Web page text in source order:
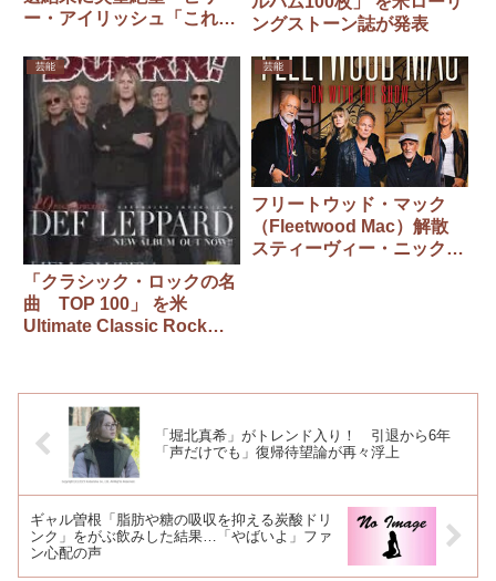
ー・アイリッシュ「これは
ングストーン誌が発表
芸能
「クラシック・ロックの名
曲 TOP 100」 を米
Ultimate Classic Rockが
芸能
フリートウッド・マック
（Fleetwood Mac）解散
スティーヴィー・ニックス
「堀北真希」がトレンド入り！ 引退から6年
「声だけでも」復帰待望論が再々浮上
ギャル曽根「脂肪や糖の吸収を抑える炭酸ドリ
ンク」をがぶ飲みした結果…「やばいよ」ファ
ン心配の声